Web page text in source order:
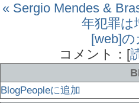
« Sergio Mendes &
年犯罪は
[web]
コメント：[
BlogPeopleに追加